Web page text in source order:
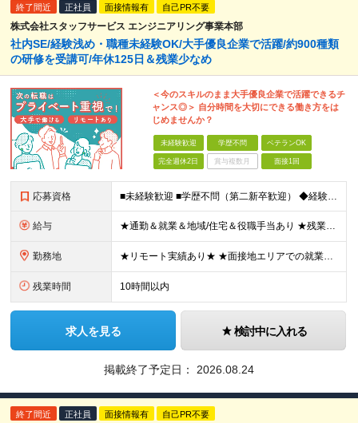
終了間近 正社員 面接情報有 自己PR不要
株式会社スタッフサービス エンジニアリング事業本部
社内SE/経験浅め・職種未経験OK/大手優良企業で活躍/約900種類
の研修を受講可/年休125日＆残業少なめ
＜今のスキルのまま大手優良企業で活躍できるチ
ャンス◎＞ 自分時間を大切にできる働き方をは
じめませんか？
未経験歓迎 学歴不問 ベテランOK
完全週休2日 賞与複数月 面接1回
応募資格 ■未経験歓迎 ■学歴不問（第二新卒歓迎） ◆経験は一切問いません ◆転職回数・ブランク期間も不問 ◆面接というよりは“リラックス面談”です ≪こんな方をお待ちしています≫ ・地道にコツコツ作業が得
給与 ★通勤＆就業＆地域/住宅＆役職手当あり ★残業代は全額支給 ★選べる給与制度あり！ ■東京・神奈川・千葉・埼玉勤務の場合 月給24.5万円～55万円＋諸手当 （残業代は全額支給） (20,000円の
勤務地 ★リモート実績あり★ ★面接地エリアでの就業率92％以上！ 『地元で働きたい』『新天地で挑戦したい』という希望に、業界トップクラス約7,000件の取引事業所数、90,000件以上のプロジェクトから検
残業時間 10時間以内
求人を見る 検討中に入れる
掲載終了予定日： 2026.08.24
終了間近 正社員 面接情報有 自己PR不要